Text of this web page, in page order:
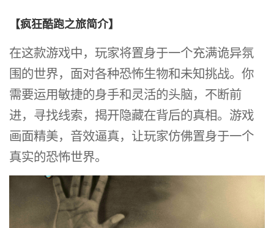
【疯狂酷跑之旅简介】
在这款游戏中，玩家将置身于一个充满诡异氛
围的世界，面对各种恐怖生物和未知挑战。你
需要运用敏捷的身手和灵活的头脑，不断前
进，寻找线索，揭开隐藏在背后的真相。游戏
画面精美，音效逼真，让玩家仿佛置身于一个
真实的恐怖世界。